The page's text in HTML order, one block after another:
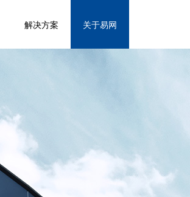
解决方案 关于易网